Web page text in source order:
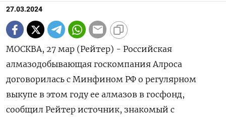
27.03.2024
МОСКВА, 27 мар (Рейтер) - Российская
алмазодобывающая госкомпания Алроса
договорилась с Минфином РФ о регулярном
выкупе в этом году ее алмазов в госфонд,
сообщил Рейтер источник, знакомый с